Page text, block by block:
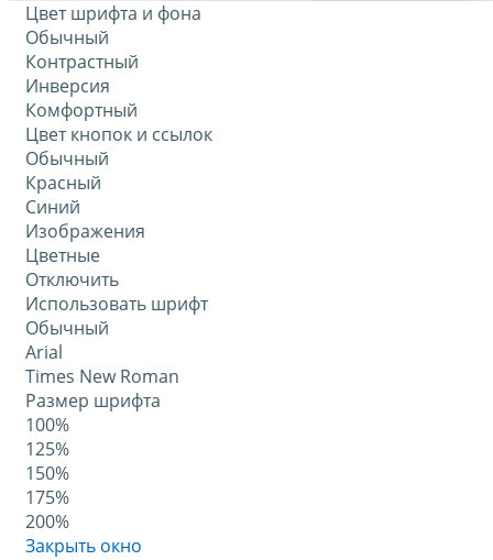
Цвет шрифта и фона
Обычный
Контрастный
Инверсия
Комфортный
Цвет кнопок и ссылок
Обычный
Красный
Синий
Изображения
Цветные
Отключить
Использовать шрифт
Обычный
Arial
Times New Roman
Размер шрифта
100%
125%
150%
175%
200%
Закрыть окно